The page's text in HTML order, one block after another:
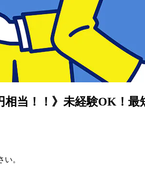
相当！！》未経験OK！
。